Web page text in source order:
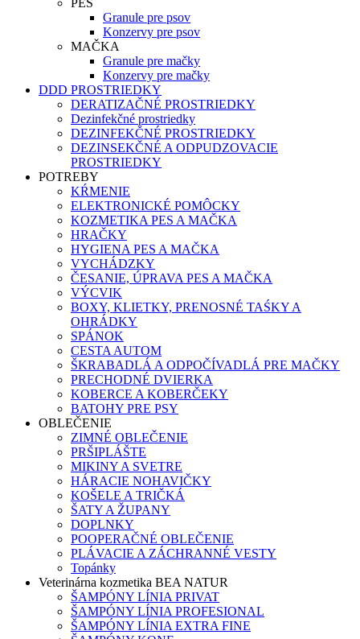
PES
Granule pre psov
Konzervy pre psov
MAČKA
Granule pre mačky
Konzervy pre mačky
DDD PROSTRIEDKY
DERATIZAČNÉ PROSTRIEDKY
Dezinfekčné prostriedky
DEZINFEKČNÉ PROSTRIEDKY
DEZINSEKČNÉ A ODPUDZOVACIE
PROSTRIEDKY
POTREBY
KŔMENIE
ELEKTRONICKÉ POMÔCKY
KOZMETIKA PES A MAČKA
HRAČKY
HYGIENA PES A MAČKA
VYCHÁDZKY
ČESANIE, ÚPRAVA PES A MAČKA
VÝCVIK
BOXY, KLIETKY, PRENOSNÉ TAŚKY A
OHRÁDKY
SPÁNOK
CESTA AUTOM
ŠKRABADLÁ A ODPOČÍVADLÁ PRE MAČKY
PRECHODNÉ DVIERKA
KOBERCE A KOBERČEKY
BATOHY PRE PSY
OBLEČENIE
ZIMNÉ OBLEČENIE
PRŠIPLÁŠTE
MIKINY A SVETRE
HÁRACIE NOHAVIČKY
KOŠELE A TRIČKÁ
ŠATY A ŽUPANY
DOPLNKY
POOPERAČNÉ OBLEČENIE
PLÁVACIE A ZÁCHRANNÉ VESTY
Topánky
Veterinárna kozmetika BEA NATUR
ŠAMPÓNY LÍNIA PRIVAT
ŠAMPÓNY LÍNIA PROFESIONAL
ŠAMPÓNY LÍNIA EXTRA FINE